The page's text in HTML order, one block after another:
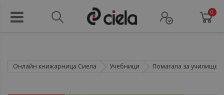
0
Онлайн книжарница Сиела Учебници Помагала за училище